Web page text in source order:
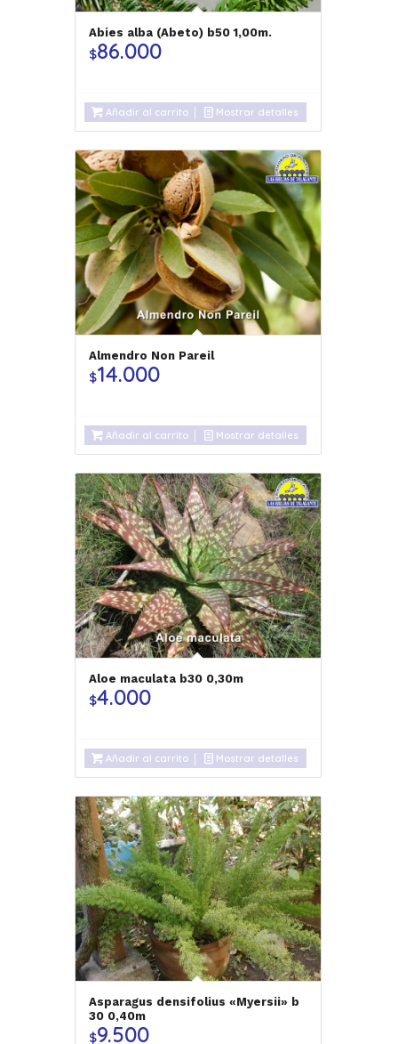
Abies alba (Abeto) b50 1,00m.
$86.000
Añadir al carrito Mostrar detalles
Almendro Non Pareil
$14.000
Añadir al carrito Mostrar detalles
Aloe maculata b30 0,30m
$4.000
Añadir al carrito Mostrar detalles
Asparagus densifolius «Myersii» b
30 0,40m
$9.500